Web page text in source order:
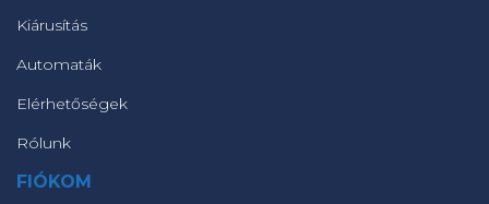
Kiárusítás
Automaták
Elérhetőségek
Rólunk
FIÓKOM